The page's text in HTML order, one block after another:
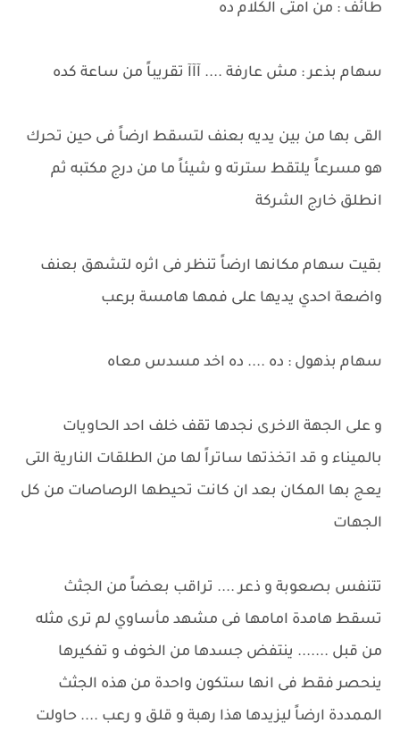
طائف : من امتى الكلام ده
سهام بذعر : مش عارفة .... آآآ تقريباً من ساعة كده
القى بها من بين يديه بعنف لتسقط ارضاً فى حين تحرك
هو مسرعاً يلتقط سترته و شيئاً ما من درج مكتبه ثم
انطلق خارج الشركة
بقيت سهام مكانها ارضاً تنظر فى اثره لتشهق بعنف
واضعة احدي يديها على فمها هامسة برعب
سهام بذهول : ده .... ده اخد مسدس معاه
و على الجهة الاخرى نجدها تقف خلف احد الحاويات
بالميناء و قد اتخذتها ساتراً لها من الطلقات النارية التى
يعج بها المكان بعد ان كانت تحيطها الرصاصات من كل
الجهات
تتنفس بصعوبة و ذعر .... تراقب بعضاً من الجثث
تسقط هامدة امامها فى مشهد مأساوي لم ترى مثله
من قبل ....... ينتفض جسدها من الخوف و تفكيرها
ينحصر فقط فى انها ستكون واحدة من هذه الجثث
الممددة ارضاً ليزيدها هذا رهبة و قلق و رعب .... حاولت